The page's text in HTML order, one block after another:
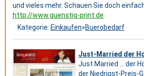
und vieles mehr. Schauen Sie doch
http://www.guenstig-print.de
Kategorie: Einkaufen»Buerobedarf
Just-Married der
Just Married … der
der Niedrigst-Preis-